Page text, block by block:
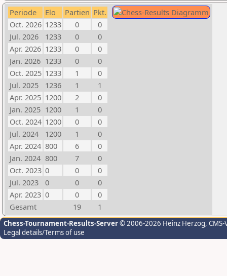
Periode Elo Partien Pkt.
Oct. 2026 1233 0
0
Jul. 2026
1233 0
0
Apr. 2026 1233 0
0
Jan. 2026 1233 0
0
Oct. 2025 1233 1
0
Jul. 2025
1236 1
1
Apr. 2025 1200 2
0
Jan. 2025 1200 1
0
Oct. 2024 1200 0
0
Jul. 2024
1200 1
0
Apr. 2024 800 6
0
Jan. 2024 800 7
0
Oct. 2023 0 0
0
Jul. 2023
0 0
0
Apr. 2023 0 0
0
Gesamt
19 1
Chess-Tournament-Results-Server© 2006-2026 Heinz Herzog,
Legal details/Terms of use